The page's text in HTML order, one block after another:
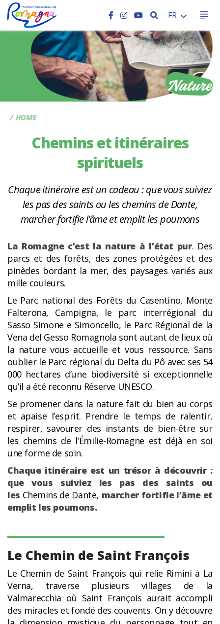
RECHERCHER
FR
CC
HOME
Chemins et itinéraires
spirituels
Chaque itinéraire est un cadeau : que vous suiviez
les pas des saints ou les chemins de Dante,
marcher fortifie l’âme et emplit les poumons
La Romagne c’est la nature à l’état pur. Des
parcs et des forêts, des zones protégées et des
pinèdes bordant la mer, des paysages variés aux
mille couleurs.
Le Parc national des Forêts du Casentino, Monte
Falterona, Campigna, le parc interrégional du
Sasso Simone e Simoncello, le Parc Régional de la
Vena del Gesso Romagnola sont autant de lieux où
la nature vous accueille et vous ressource. Sans
oublier le Parc régional du Delta du Pô avec ses 54
000 hectares d’une biodiversité si exceptionnelle
qu’il a été reconnu Réserve UNESCO.
Se promener dans la nature fait du bien au corps
et apaise l’esprit. Prendre le temps de ralentir,
respirer, savourer des instants de bien-être sur
les chemins de l’Émilie-Romagne est déjà en soi
une forme de soin.
Chaque itinéraire est un trésor à découvrir :
que vous suiviez les pas des saints ou
les Chemins de Dante, marcher fortifie l’âme et
emplit les poumons.
Le Chemin de Saint François
Le Chemin de Saint François qui relie Rimini à La
Verna, traverse plusieurs villages de la
Valmarecchia où Saint François aurait accompli
des miracles et fondé des couvents. On y découvre